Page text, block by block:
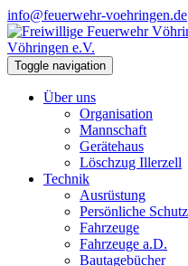
info@feuerwehr-voehringen.de
Vöhringen e.V.
Toggle navigation
Über uns
Organisation
Mannschaft
Gerätehaus
Löschzug Illerzell
Technik
Ausrüstung
Persönliche
Fahrzeuge
Fahrzeuge a.D.
Bautagebücher